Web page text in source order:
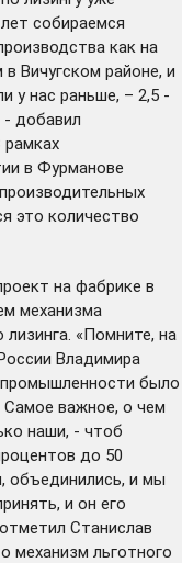
собираемся
как на
Вичугском районе, и
у нас раньше, – 2,5 -
- добавил
рамках
в Фурманове
это количество
на фабрике в
механизма
«Помните, на
Владимира
было
Самое важное, о чем
наши, - чтоб
до 50
объединились, и мы
и он его
Станислав
механизм льготного